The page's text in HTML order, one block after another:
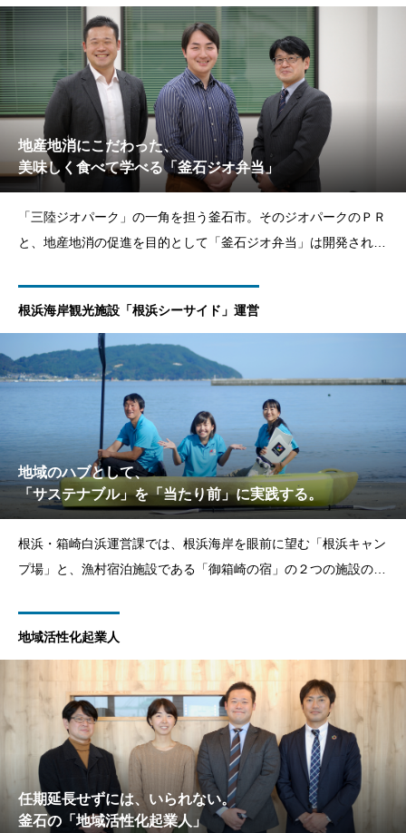
地産地消にこだわった、
美味しく食べて学べる「釜石ジオ弁当」
「三陸ジオパーク」の一角を担う釜石市。そのジオパークのＰＲ
と、地産地消の促進を目的として「釜石ジオ弁当」は開発されま
ご好評をいただいているこの商品が、どのようにして実現まで漕
根浜海岸観光施設「根浜シーサイド」運営
地域のハブとして、
「サステナブル」を「当たり前」に実践する。
根浜・箱崎白浜運営課では、根浜海岸を眼前に望む「根浜キャン
プ場」と、漁村宿泊施設である「御箱崎の宿」の２つの施設の管
として、海とともに暮らす地域の方と、観光客をつなげる
地域活性化起業人
任期延長せずには、いられない。
釜石の「地域活性化起業人」